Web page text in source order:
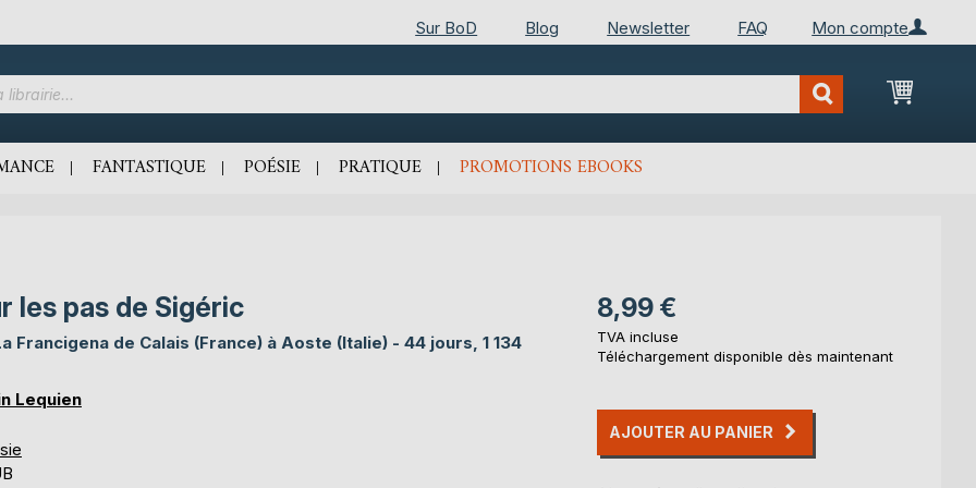
Mon compte
Sur BoD Blog Newsletter FAQ
Mon
FANTASTIQUE POÉSIE PRATIQUE PROMOTIONS EBOOKS
les pas de Sigéric
Francigena de Calais (France) à Aoste (Italie) - 44 jours, 1 134
Lequien
8,99 €
TVA incluse
Téléchargement disponible dès maintenant
AJOUTER AU PANIER